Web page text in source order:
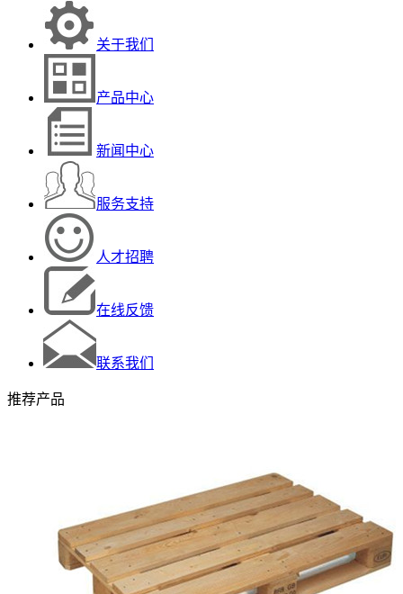
关于我们
产品中心
新闻中心
服务支持
人才招聘
在线反馈
联系我们
推荐产品